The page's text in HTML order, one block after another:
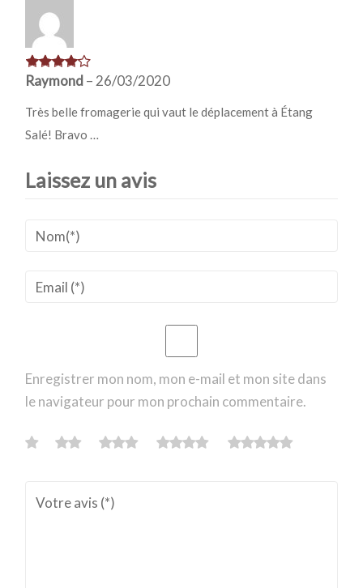
Raymond – 26/03/2020
Très belle fromagerie qui vaut le déplacement à Étang
Salé! Bravo …
Laissez un avis
Enregistrer mon nom, mon e-mail et mon site dans
le navigateur pour mon prochain commentaire.